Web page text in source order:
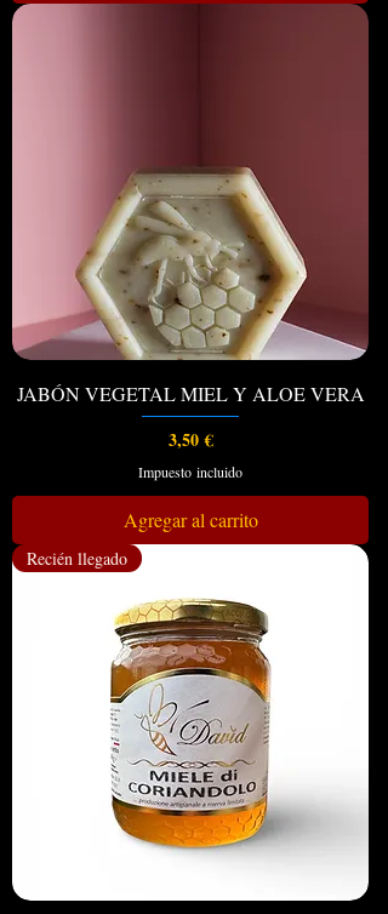
JABÓN VEGETAL MIEL Y ALOE VERA
Precio
3,50 €
Impuesto incluido
Agregar al carrito
Recién llegado